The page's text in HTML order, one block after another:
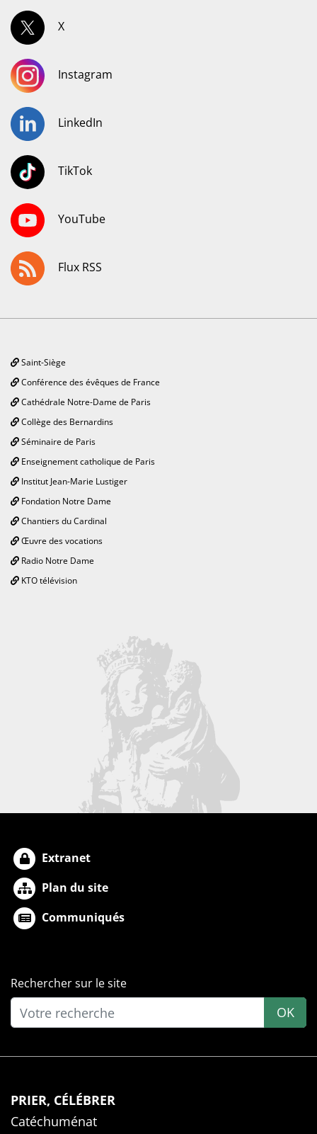
X
Instagram
LinkedIn
TikTok
YouTube
Flux RSS
Saint-Siège
Conférence des évêques de France
Cathédrale Notre-Dame de Paris
Collège des Bernardins
Séminaire de Paris
Enseignement catholique de Paris
Institut Jean-Marie Lustiger
Fondation Notre Dame
Chantiers du Cardinal
Œuvre des vocations
Radio Notre Dame
KTO télévision
Extranet
Plan du site
Communiqués
Rechercher sur le site
OK
PRIER, CÉLÉBRER
Catéchuménat